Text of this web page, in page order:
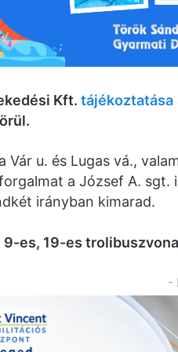
Kft. tájékoztatása
Vár u. és Lugas vá.,
a József A. sgt.
irányban kimarad.
es, 19-es
-